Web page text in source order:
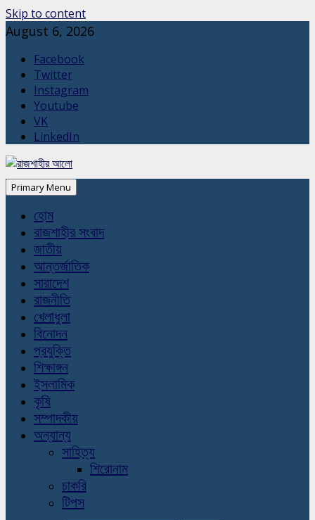
Skip to content
August 6, 2026
Facebook
Twitter
Instagram
Youtube
VK
LinkedIn
Primary Menu
হোম
রাজশাহীর সংবাদ
জাতীয়
আন্তর্জাতিক
সারাদেশ
রাজনীতি
খেলাধুলা
বিনোদন
প্রযুক্তি
শিক্ষাঙ্গন
ইসলামিক
কৃষি
সম্পাদকীয়
অন্যান্য
সাহিত্য
শিরোনাম
চাকরি
টিপস